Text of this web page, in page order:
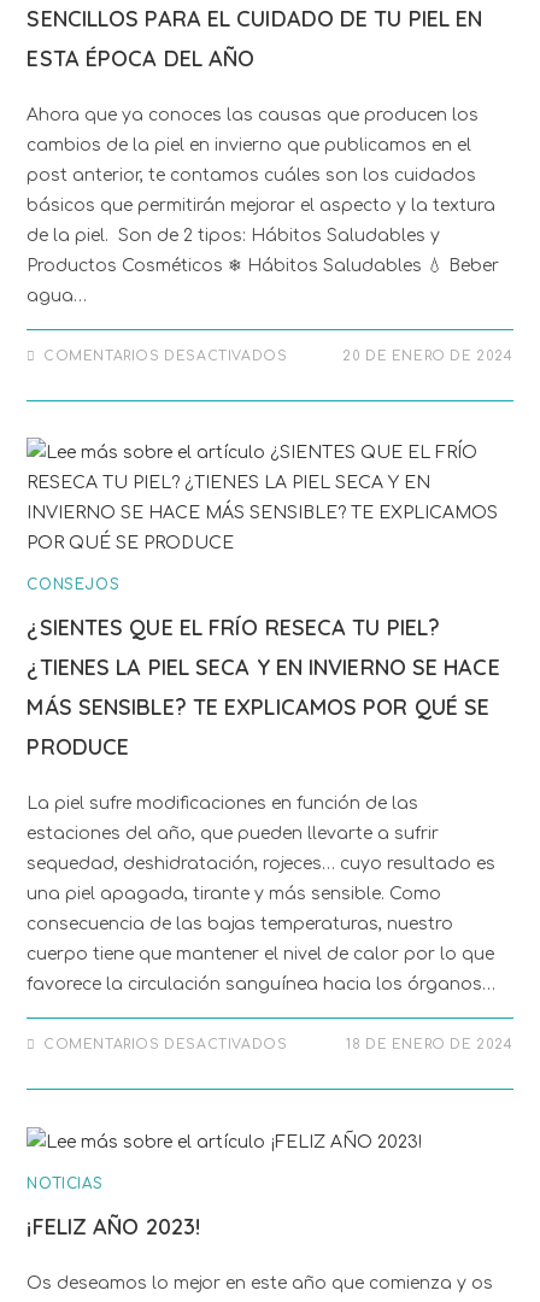
SENCILLOS PARA EL CUIDADO DE TU PIEL EN
ESTA ÉPOCA DEL AÑO
Ahora que ya conoces las causas que producen los
cambios de la piel en invierno que publicamos en el
post anterior, te contamos cuáles son los cuidados
básicos que permitirán mejorar el aspecto y la textura
de la piel. Son de 2 tipos: Hábitos Saludables y
Productos Cosméticos ❄ Hábitos Saludables 💧 Beber
agua…
COMENTARIOS DESACTIVADOS 20 DE ENERO DE 2024
CONSEJOS
¿SIENTES QUE EL FRÍO RESECA TU PIEL?
¿TIENES LA PIEL SECA Y EN INVIERNO SE HACE
MÁS SENSIBLE? TE EXPLICAMOS POR QUÉ SE
PRODUCE
La piel sufre modificaciones en función de las
estaciones del año, que pueden llevarte a sufrir
sequedad, deshidratación, rojeces… cuyo resultado es
una piel apagada, tirante y más sensible. Como
consecuencia de las bajas temperaturas, nuestro
cuerpo tiene que mantener el nivel de calor por lo que
favorece la circulación sanguínea hacia los órganos…
COMENTARIOS DESACTIVADOS 18 DE ENERO DE 2024
NOTICIAS
¡FELIZ AÑO 2023!
Os deseamos lo mejor en este año que comienza y os